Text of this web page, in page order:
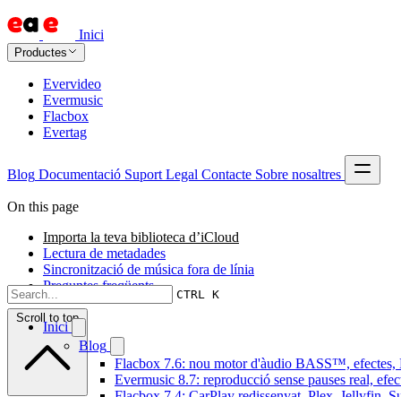
Inici
Productes
Evervideo
Evermusic
Flacbox
Evertag
Blog Documentació Suport Legal Contacte Sobre nosaltres
CTRL K
Inici
Blog
Flacbox 7.6: nou motor d'àudio BASS™, efectes,
Evermusic 8.7: reproducció sense pauses real,
On this page
Importa la teva biblioteca d’iCloud
Lectura de metadades
Sincronització de música fora de línia
Preguntes freqüents
Scroll to top